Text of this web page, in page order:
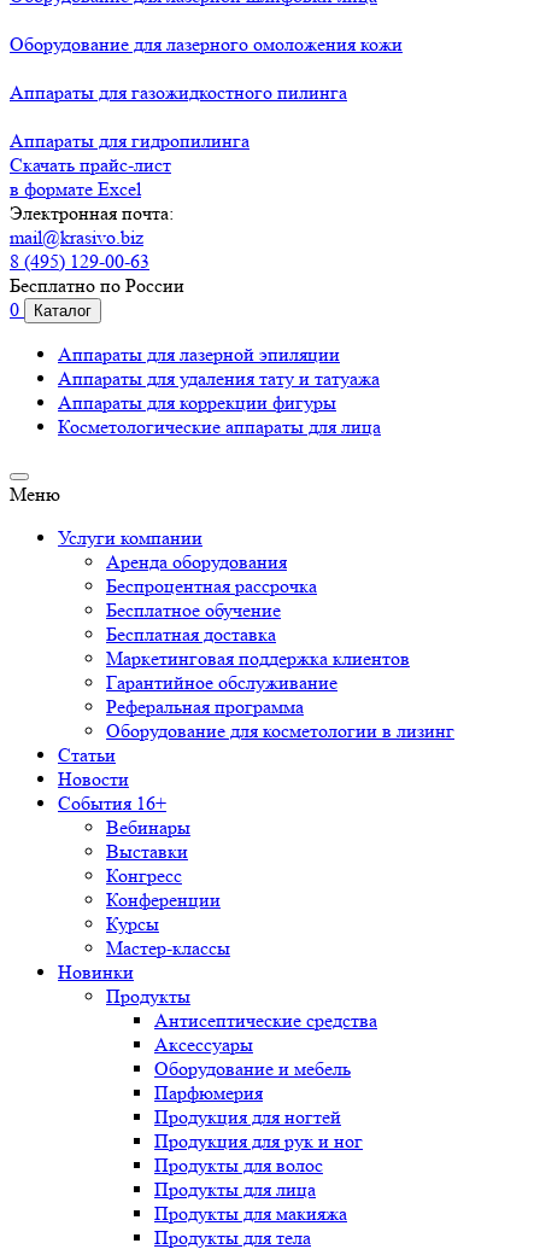
Оборудование для лазерного омоложения кожи
Аппараты для газожидкостного пилинга
Аппараты для гидропилинга
Скачать прайс-лист
в формате Excel
Электронная почта:
mail@krasivo.biz
8 (495) 129-00-63
Бесплатно по России
0
Каталог
Аппараты для лазерной эпиляции
Аппараты для удаления тату и татуажа
Аппараты для коррекции фигуры
Косметологические аппараты для лица
Меню
Услуги компании
Аренда оборудования
Беспроцентная рассрочка
Бесплатное обучение
Бесплатная доставка
Маркетинговая поддержка клиентов
Гарантийное обслуживание
Реферальная программа
Оборудование для косметологии в лизинг
Статьи
Новости
События 16+
Вебинары
Выставки
Конгресс
Конференции
Курсы
Мастер-классы
Новинки
Продукты
Антисептические средства
Аксессуары
Оборудование и мебель
Парфюмерия
Продукция для ногтей
Продукция для рук и ног
Продукты для волос
Продукты для лица
Продукты для макияжа
Продукты для тела